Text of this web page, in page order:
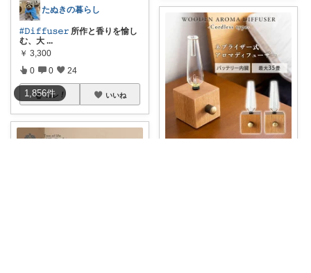
1,856件
たぬきの暮らし
#𝙳𝚒𝚏𝚏𝚞𝚜𝚎𝚛 所作と香りを愉し
む、大 ...
￥ 3,300
0 0 24
コレ いいね